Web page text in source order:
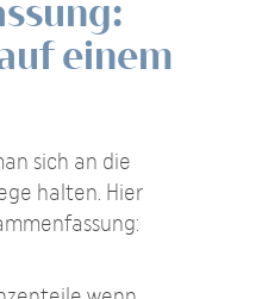
einem
sich an die
halten. Hier